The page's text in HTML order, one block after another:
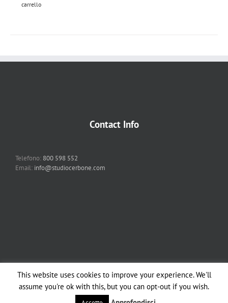
carrello
Contact Info
Telefono: 800 598 552
Email: info@studiocerbone.com
Copyright 2012 - 2018 Studio Cerbone & Associati | All Rights Reserved |
Studio Cerbone| | All Rights Reserved |
This website uses cookies to improve your experience. We'll
assume you're ok with this, but you can opt-out if you wish.